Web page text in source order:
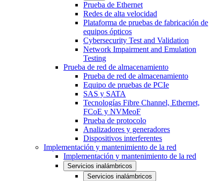
Prueba de Ethernet
Redes de alta velocidad
Plataforma de pruebas de fabricación de
equipos ópticos
Cybersecurity Test and Validation
Network Impairment and Emulation
Testing
Prueba de red de almacenamiento
Prueba de red de almacenamiento
Equipo de pruebas de PCIe
SAS y SATA
Tecnologías Fibre Channel, Ethernet,
FCoE y NVMeoF
Prueba de protocolo
Analizadores y generadores
Dispositivos interferentes
Implementación y mantenimiento de la red
Implementación y mantenimiento de la red
Servicios inalámbricos
Servicios inalámbricos